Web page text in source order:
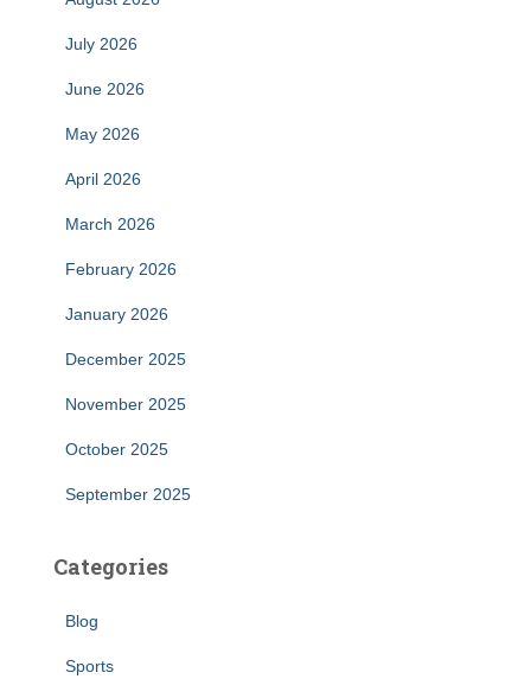
July 2026
June 2026
May 2026
April 2026
March 2026
February 2026
January 2026
December 2025
November 2025
October 2025
September 2025
Categories
Blog
Sports